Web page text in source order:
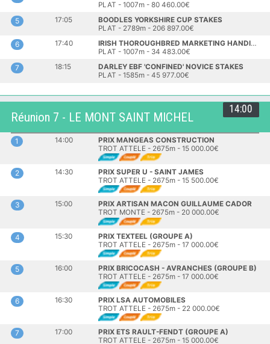
PLAT - 1007m - 80 460.00€
5 17:05
BOODLES YORKSHIRE CUP STAKES
PLAT - 2789m - 206 897.00€
6 17:40
IRISH THOROUGHBRED MARKETING HANDICAP
PLAT - 1007m - 34 483.00€
7 18:15
DARLEY EBF 'CONFINED' NOVICE STAKES
PLAT - 1585m - 45 977.00€
14:00
Réunion 7 - LE MONT SAINT MICHEL
1 14:00
PRIX MANGEAS CONSTRUCTION
TROT ATTELE - 2675m - 15 000.00€
2 14:30
PRIX SUPER U - SAINT JAMES
TROT ATTELE - 2675m - 15 500.00€
3 15:00
PRIX ARTISAN MACON GUILLAUME CADOR
TROT MONTE - 2675m - 20 000.00€
4 15:30
PRIX TEXTEEL (GROUPE A)
TROT ATTELE - 2675m - 17 000.00€
5 16:00
PRIX BRICOCASH - AVRANCHES (GROUPE B)
TROT ATTELE - 2675m - 17 000.00€
6 16:30
PRIX LSA AUTOMOBILES
TROT ATTELE - 2675m - 22 000.00€
7 17:00
PRIX ETS RAULT-FENDT (GROUPE A)
TROT ATTELE - 2675m - 15 000.00€